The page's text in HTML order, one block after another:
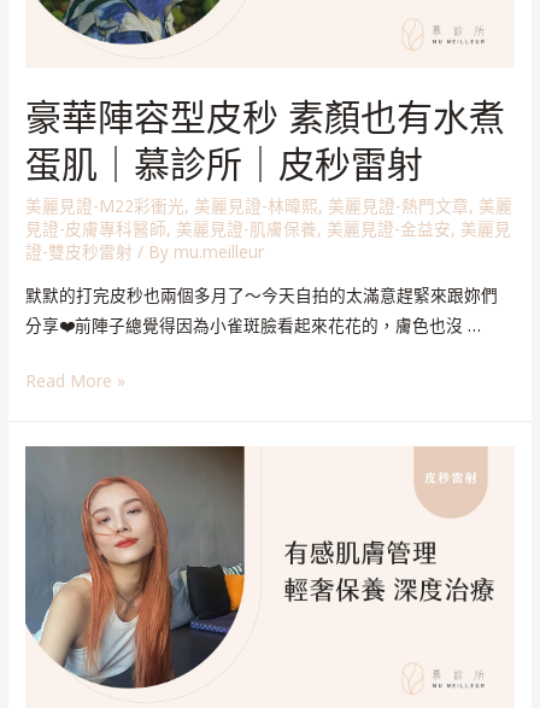
豪華陣容型皮秒 素顏也有水煮
蛋肌｜慕診所｜皮秒雷射
美麗見證-M22彩衝光, 美麗見證-林暐熙, 美麗見證-熱門文章, 美麗
見證-皮膚專科醫師, 美麗見證-肌膚保養, 美麗見證-金益安, 美麗見
證-雙皮秒雷射 / By mu.meilleur
默默的打完皮秒也兩個多月了～今天自拍的太滿意趕緊來跟妳們
分享❤️前陣子總覺得因為小雀斑臉看起來花花的，膚色也沒 …
Read More »